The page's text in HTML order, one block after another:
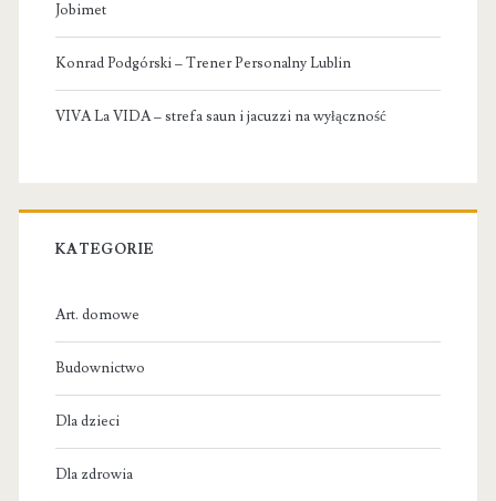
Jobimet
Konrad Podgórski – Trener Personalny Lublin
VIVA La VIDA – strefa saun i jacuzzi na wyłączność
KATEGORIE
Art. domowe
Budownictwo
Dla dzieci
Dla zdrowia